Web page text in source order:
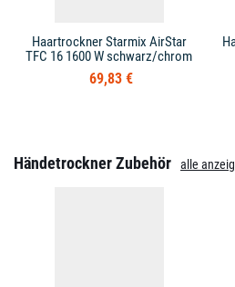
Haartrockner Starmix AirStar
TFC 16 1600 W schwarz/chrom
69,83 €
Händetrockner Zubehör alle